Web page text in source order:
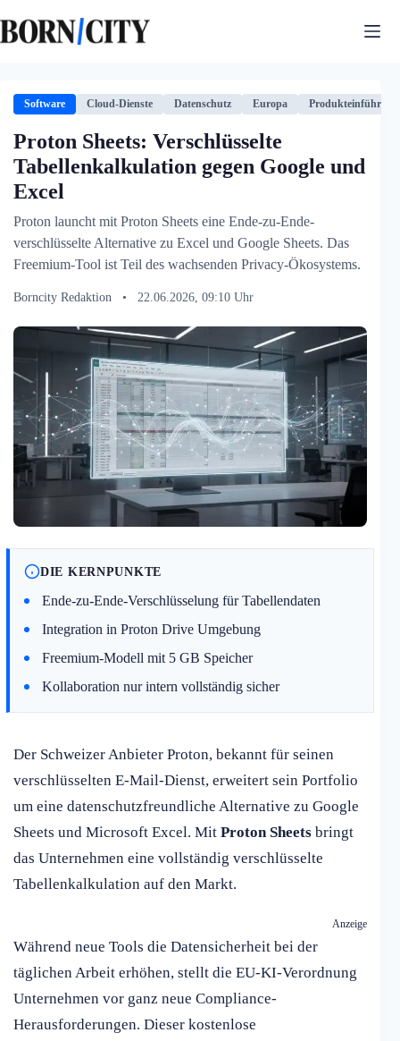
Inhalt
springen
Software Cloud-Dienste Datenschutz Europa Produkteinführung
Proton Sheets: Verschlüsselte
Tabellenkalkulation gegen Google und
Excel
Proton launcht mit Proton Sheets eine Ende-zu-Ende-
verschlüsselte Alternative zu Excel und Google Sheets. Das
Freemium-Tool ist Teil des wachsenden Privacy-Ökosystems.
Borncity Redaktion • 22.06.2026, 09:10 Uhr
DIE KERNPUNKTE
Ende-zu-Ende-Verschlüsselung für Tabellendaten
Integration in Proton Drive Umgebung
Freemium-Modell mit 5 GB Speicher
Kollaboration nur intern vollständig sicher
Der Schweizer Anbieter Proton, bekannt für seinen
verschlüsselten E-Mail-Dienst, erweitert sein Portfolio
um eine datenschutzfreundliche Alternative zu Google
Sheets und Microsoft Excel. Mit Proton Sheets bringt
das Unternehmen eine vollständig verschlüsselte
Tabellenkalkulation auf den Markt.
Anzeige
Während neue Tools die Datensicherheit bei der
täglichen Arbeit erhöhen, stellt die EU-KI-Verordnung
Unternehmen vor ganz neue Compliance-
Herausforderungen. Dieser kostenlose